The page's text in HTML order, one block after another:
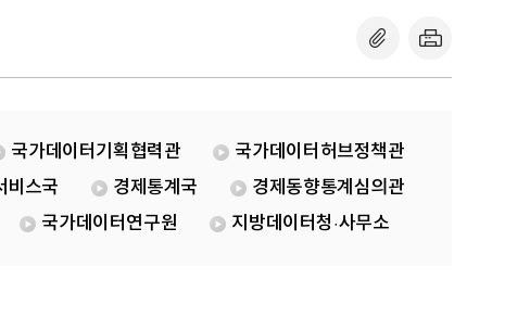
국가데이터기획협력관
국가데이터허브정책관
비스국 경제통계국
경제동향통계심의관
국가데이터연구원 지방데이터청·사무소